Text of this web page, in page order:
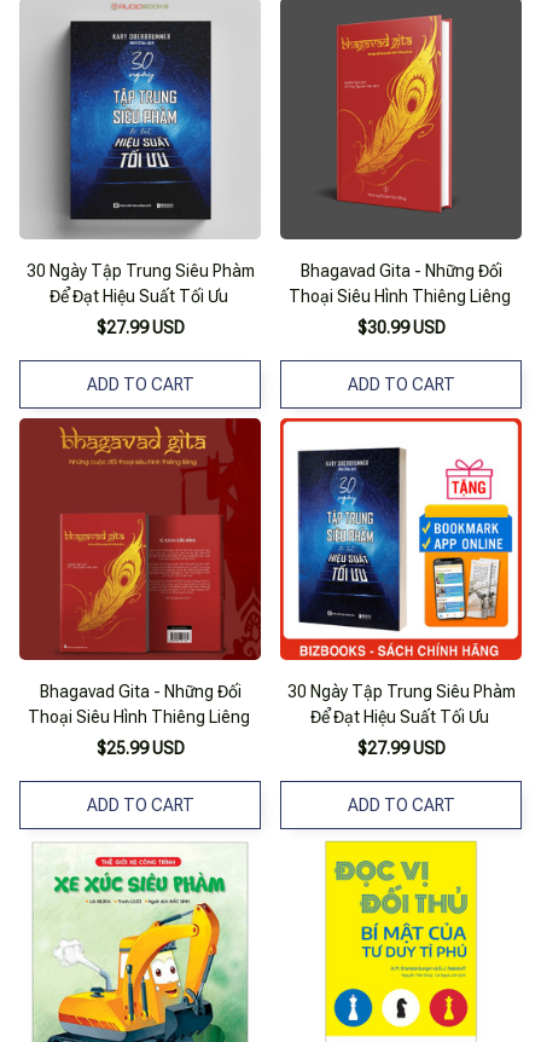
30 Ngày Tập Trung Siêu Phàm
Để Đạt Hiệu Suất Tối Ưu
$27.99 USD
ADD TO CART
Bhagavad Gita - Những Đối
Thoại Siêu Hình Thiêng Liêng
$30.99 USD
ADD TO CART
Bhagavad Gita - Những Đối
Thoại Siêu Hình Thiêng Liêng
$25.99 USD
ADD TO CART
30 Ngày Tập Trung Siêu Phàm
Để Đạt Hiệu Suất Tối Ưu
$27.99 USD
ADD TO CART